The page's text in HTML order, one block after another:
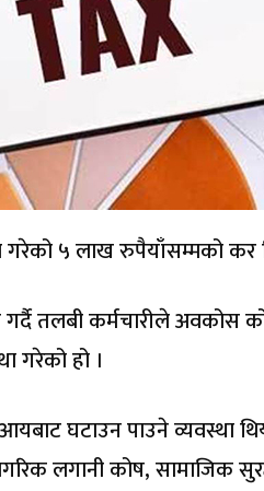
५ लाख रुपैयाँसम्मको कर
तलबी कर्मचारीले अवकोस
गरेको हो ।
घटाउन पाउने व्यवस्था
लगानी कोष, सामाजिक